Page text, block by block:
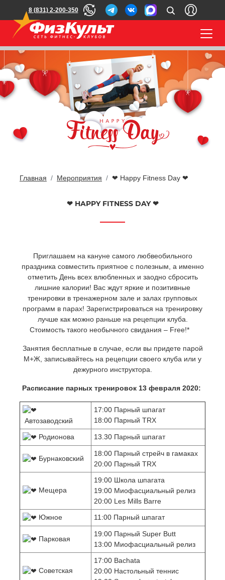
8 (831) 2-200-350
Главная Мероприятия ❤ Happy Fitness Day ❤
❤ HAPPY FITNESS DAY ❤
Приглашаем на кануне самого любвеобильного
праздника совместить приятное с полезным, а именно
отметить День всех влюбленных и заодно сбросить
лишние калории! Вас ждут яркие и позитивные
тренировки в тренажерном зале и залах групповых
программ в парах! Зарегистрироваться на тренировку
лучше как можно раньше на рецепции клуба.
Стоимость такого необычного свидания – Free!*
Занятия бесплатные в случае, если вы придете парой
М+Ж, записывайтесь на рецепции своего клуба или у
дежурного инструктора.
Расписание парных тренировок 13 февраля 2020:
Автозаводский
17:00 Парный шпагат
18:00 Парный TRX
Родионова 13.30 Парный шпагат
Бурнаковский
18:00 Парный стрейч в гамаках
20:00 Парный TRX
Мещера
19:00 Школа шпагата
19:00 Миофасциальный релиз
20:00 Les Mills Barre
Южное
11:00 Парный шпагат
Парковая
19:00 Парный Super Butt
13:00 Миофасциальный релиз
Советская
17:00 Bachata
20:00 Настольный теннис